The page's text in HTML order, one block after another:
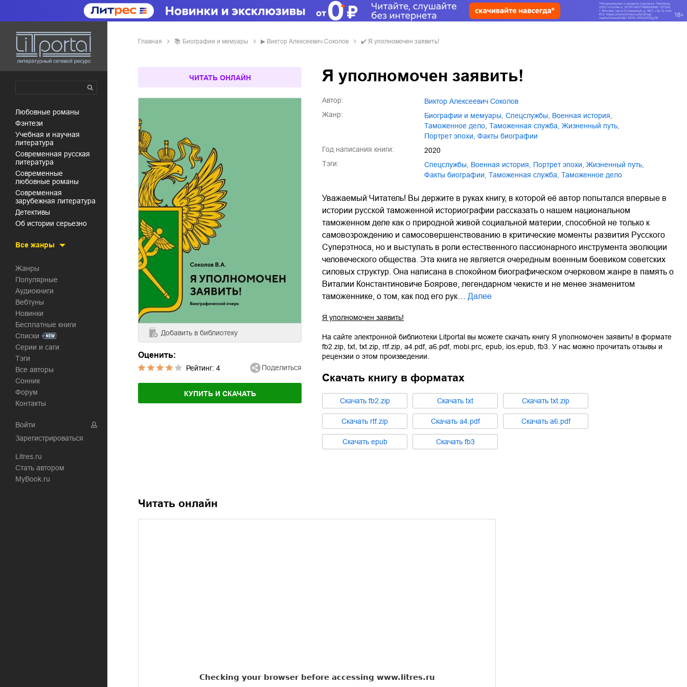
любовные романы
фэнтези
учебная и научная
литература
современная русская
литература
современные
любовные романы
современная
зарубежная литература
детективы
об истории серьезно
Все жанры
Жанры
Популярные
Аудиокниги
Вебтуны
Новинки
Бесплатные книги
Списки
Серии и саги
Тэги
Все авторы
Сонник
Форум
Контакты
Войти
Зарегистрироваться
Litres.ru
Стать автором
MyBook.ru
Главная 📚 биографии и мемуары ▶ Виктор Алексеевич Соколов ✔️ Я уполномочен заявить!
ЧИТАТЬ ОНЛАЙН
Добавить в библиотеку
Оценить:
Рейтинг: 4 Поделиться
КУПИТЬ И СКАЧАТЬ
Я уполномочен заявить!
Автор:
Виктор Алексеевич Соколов
Жанр:
биографии и мемуары спецслужбы военная история
таможенное дело
таможенная служба жизненный путь
портрет эпохи
факты биографии
Год написания книги:
2020
Тэги:
спецслужбы военная история портрет эпохи жизненный путь
факты биографии
таможенная служба таможенное дело
Уважаемый Читатель! Вы держите в руках книгу, в которой её автор попытался впервые в
истории русской таможенной историографии рассказать о нашем национальном
таможенном деле как о природной живой социальной материи, способной не только к
самовозрождению и самосовершенствованию в критические моменты развития Русского
Суперэтноса, но и выступать в роли естественного пассионарного инструмента эволюции
человеческого общества. Эта книга не является очередным военным боевиком советских
силовых структур. Она написана в спокойном биографическом очерковом жанре в память о
Виталии Константиновиче Боярове, легендарном чекисте и не менее знаменитом
таможеннике, о том, как под его рук…
Далее
Я уполномочен заявить!
На сайте электронной библиотеки Litportal вы можете скачать книгу Я уполномочен заявить! в формате
fb2.zip txt txt.zip rtf.zip a4.pdf, a6.pdf, mobi.prc epub ios.epub fb3 . У нас можно прочитать отзывы и
рецензии о этом произведении.
Скачать книгу в форматах
Cкачать fb2.zip Cкачать txt Cкачать txt.zip
Cкачать rtf.zip Cкачать a4.pdf Cкачать a6.pdf
Cкачать epub Cкачать fb3
Читать онлайн